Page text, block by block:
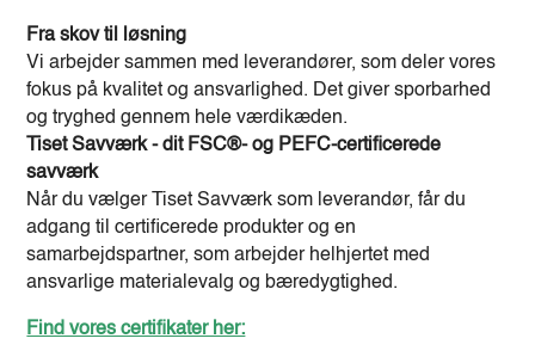
Fra skov til løsning
Vi arbejder sammen med leverandører, som deler vores
fokus på kvalitet og ansvarlighed. Det giver sporbarhed
og tryghed gennem hele værdikæden.
TisetSavværk - dit FSC®- og PEFC-certificerede
savværk
Når du vælger Tiset Savværk som leverandør, får du
adgang til certificerede produkter og en
samarbejdspartner, som arbejder helhjertet med
ansvarlige materialevalg og bæredygtighed.
Find vores certifikater her: